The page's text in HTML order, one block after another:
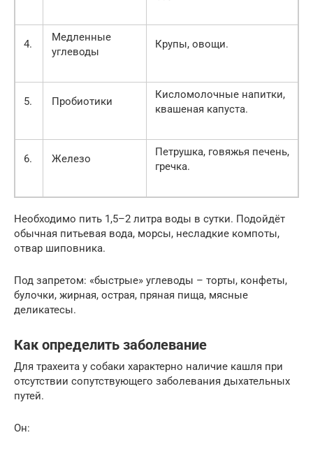
4.
Медленные
углеводы
Крупы, овощи.
5. Пробиотики
Кисломолочные напитки,
квашеная капуста.
6. Железо
Петрушка, говяжья печень,
гречка.
Необходимо пить 1,5–2 литра воды в сутки. Подойдёт
обычная питьевая вода, морсы, несладкие компоты,
отвар шиповника.
Под запретом: «быстрые» углеводы – торты, конфеты,
булочки, жирная, острая, пряная пища, мясные
деликатесы.
Как определить заболевание
Для трахеита у собаки характерно наличие кашля при
отсутствии сопутствующего заболевания дыхательных
путей.
Он: